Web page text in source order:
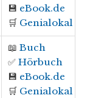
💾 eBook.de
🛒 Genialokal
📖 Buch
✅ Hörbuch
💾 eBook.de
🛒 Genialokal